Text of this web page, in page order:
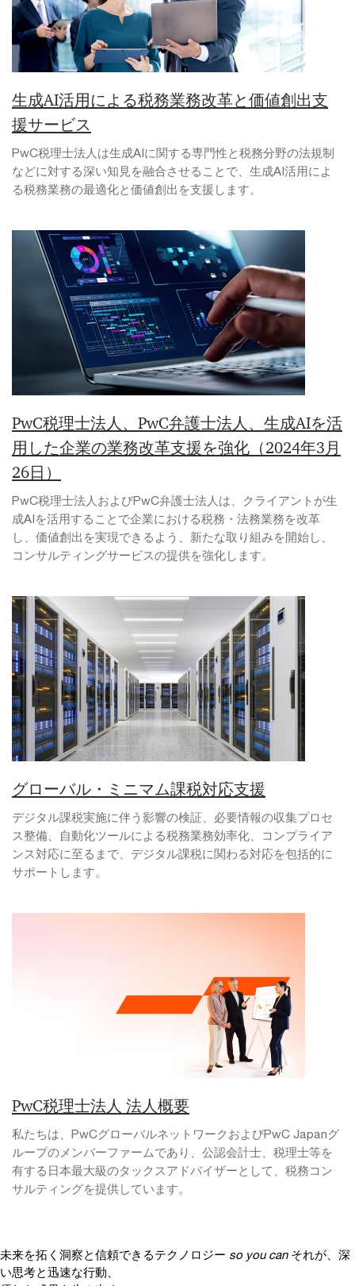
生成AI活用による税務業務改革と価値創出支
援サービス
PwC税理士法人は生成AIに関する専門性と税務分野の法規制
などに対する深い知見を融合させることで、生成AI活用によ
る税務業務の最適化と価値創出を支援します。
PwC税理士法人、PwC弁護士法人、生成AIを活
用した企業の業務改革支援を強化（2024年3月
26日）
PwC税理士法人およびPwC弁護士法人は、クライアントが生
成AIを活用することで企業における税務・法務業務を改革
し、価値創出を実現できるよう、新たな取り組みを開始し、
コンサルティングサービスの提供を強化します。
グローバル・ミニマム課税対応支援
デジタル課税実施に伴う影響の検証、必要情報の収集プロセ
ス整備、自動化ツールによる税務業務効率化、コンプライア
ンス対応に至るまで、デジタル課税に関わる対応を包括的に
サポートします。
PwC税理士法人 法人概要
私たちは、PwCグローバルネットワークおよびPwC Japanグ
ループのメンバーファームであり、公認会計士、税理士等を
有する日本最大級のタックスアドバイザーとして、税務コン
サルティングを提供しています。
未来を拓く洞察と信頼できるテクノロジー so you can それが、深
い思考と迅速な行動、